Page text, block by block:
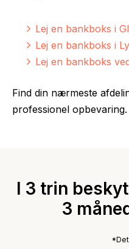
Lej en bankboks i
Lej en bankboks i
Lej en bankboks
Find din nærmeste
professionel opbevaring.
I 3 trin
3